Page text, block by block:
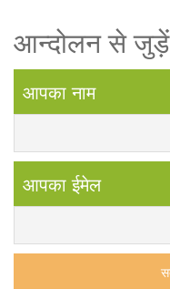
आन्दोलन से जुड़ें
आपका नाम
आपका ईमेल